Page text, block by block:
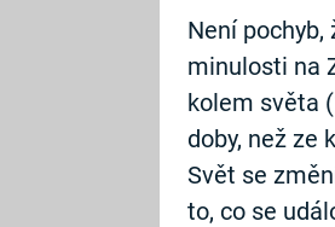
Není pochyb,
minulosti na
kolem světa
doby, než ze
Svět se
to, co se